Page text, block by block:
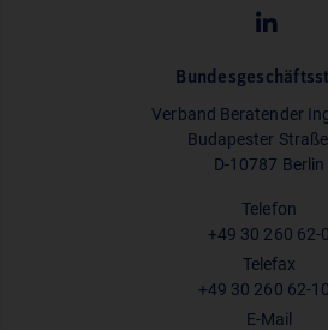
Verband Beratender
Budapester Straße
D-10787 Berlin
Telefon
+49 30 260 62-0
Telefax
+49 30 260 62-
E-Mail